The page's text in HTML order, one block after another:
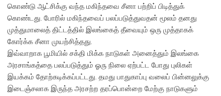
கொண்டு ஆட்சிக்கு வந்த மகிந்தவை சீனா பற்றிப் பிடித்துக்
கொண்டது. போரில் மகிந்தவைப் பலப்படுத்துவதன் மூலம் தனது
முத்துமாலைத் திட்டத்தில் இலங்கைத் தீவையும் ஒரு முத்தாகக்
கோர்க்க சீனா முயற்சித்தது.
இவ்வாறாக பூமியில் சக்தி மிக்க நாடுகள் அனைத்தும் இலங்கை
அரசாங்கத்தை பலப்படுத்தும் ஓரு நிலை ஏற்பட்ட போது புலிகள்
இயக்கம் தோற்கடிக்கப்பட்டது. தமது பாதுகாப்பு வலைப் பின்னலுக்கு
இடைஞ்சலாக இருந்த அரசற்ற தரப்பொன்றை மேற்கு நாடுகளும்